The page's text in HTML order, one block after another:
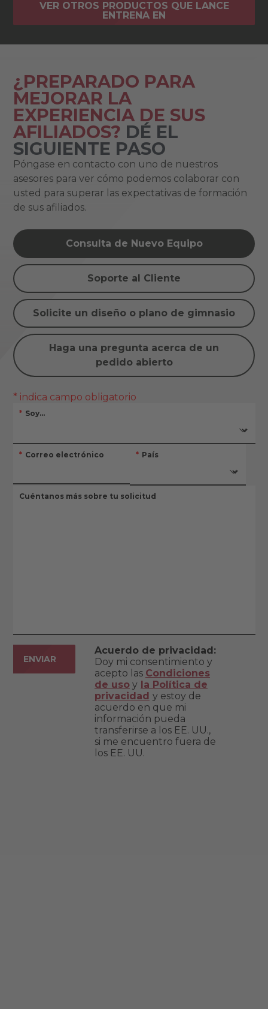
VER OTROS PRODUCTOS QUE LANCE
ENTRENA EN
¿PREPARADO PARA
MEJORAR LA
EXPERIENCIA DE SUS
AFILIADOS? DÉ EL
SIGUIENTE PASO
Póngase en contacto con uno de nuestros
asesores para ver cómo podemos colaborar con
usted para superar las expectativas de formación
de sus afiliados.
Consulta de Nuevo Equipo
Soporte al Cliente
Solicite un diseño o plano de gimnasio
Haga una pregunta acerca de un
pedido abierto